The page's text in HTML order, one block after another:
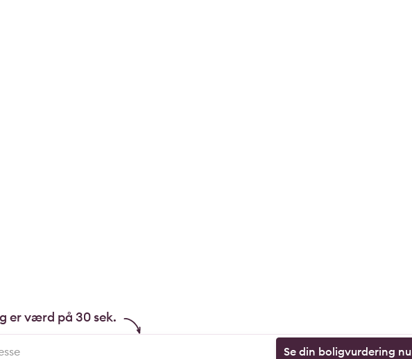
er værd på 30 sek.
Se din boligvurdering nu